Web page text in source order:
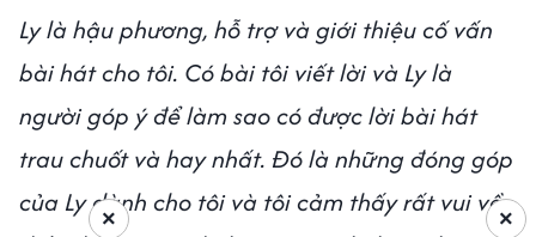
Ly là hậu phương, hỗ trợ và giới thiệu cố vấn
bài hát cho tôi. Có bài tôi viết lời và Ly là
người góp ý để làm sao có được lời bài hát
trau chuốt và hay nhất. Đó là những đóng góp
của Ly dành cho tôi và tôi cảm thấy rất vui về
×
×